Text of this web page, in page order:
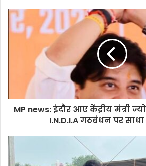
MP news: इंदौर आए केंद्रीय मंत्री
I.N.D.I.A गठबंधन पर